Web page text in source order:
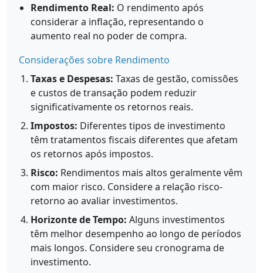
Rendimento Real: O rendimento após
considerar a inflação, representando o
aumento real no poder de compra.
Considerações sobre Rendimento
Taxas e Despesas: Taxas de gestão, comissões
e custos de transação podem reduzir
significativamente os retornos reais.
Impostos: Diferentes tipos de investimento
têm tratamentos fiscais diferentes que afetam
os retornos após impostos.
Risco: Rendimentos mais altos geralmente vêm
com maior risco. Considere a relação risco-
retorno ao avaliar investimentos.
Horizonte de Tempo: Alguns investimentos
têm melhor desempenho ao longo de períodos
mais longos. Considere seu cronograma de
investimento.